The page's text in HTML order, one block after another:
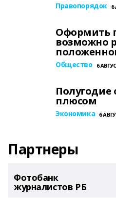
Правопорядок 6
Оформить
возможно
Общество 6
Полугодие
плюсом
Экономика 6
Партнеры
Фотобанк
журналистов РБ